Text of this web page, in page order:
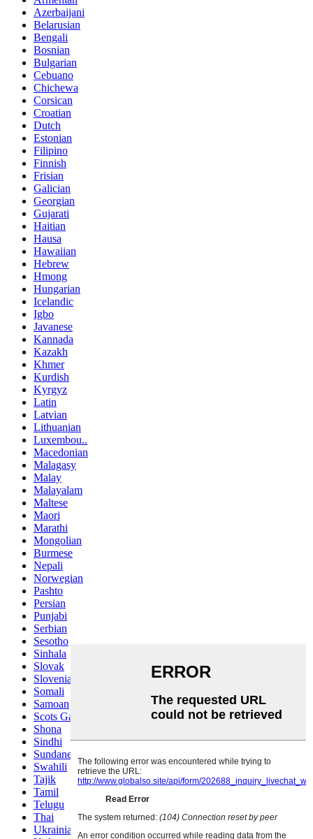
Azerbaijani
Belarusian
Bengali
Bosnian
Bulgarian
Cebuano
Chichewa
Corsican
Croatian
Dutch
Estonian
Filipino
Finnish
Frisian
Galician
Georgian
Gujarati
Haitian
Hausa
Hawaiian
Hebrew
Hmong
Hungarian
Icelandic
Igbo
Javanese
Kannada
Kazakh
Khmer
Kurdish
Kyrgyz
Latin
Latvian
Lithuanian
Luxembou..
Macedonian
Malagasy
Malay
Malayalam
Maltese
Maori
Marathi
Mongolian
Burmese
Nepali
Norwegian
Pashto
Persian
Punjabi
Serbian
Sesotho
Sinhala
Slovak
Slovenian
Somali
Samoan
Scots Gaelic
Shona
Sindhi
Sundanese
Swahili
Tajik
Tamil
Telugu
Thai
Ukrainian